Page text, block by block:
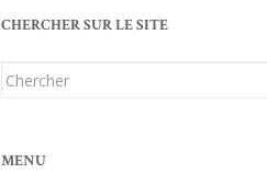
CHERCHER SUR LE SITE
Chercher...
MENU